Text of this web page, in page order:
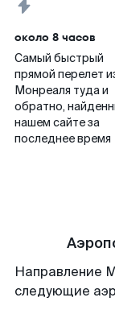
около 8 часов
Самый быстрый
прямой перелет
Монреаля туда и
обратно,
нашем сайте за
последнее время
Направление
следующие